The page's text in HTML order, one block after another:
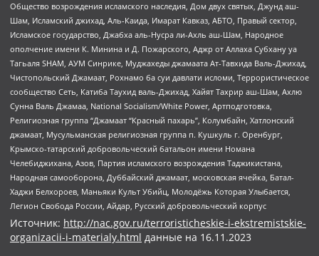
Общество возрождения исламского наследия, Дом двух святых, Джунд аш-
Шам, Исламский джихад, Аль-Каида, Имарат Кавказ, АБТО, Правый сектор,
Исламское государство, Джабха аль-Нусра ли-Ахль аш-Шам, Народное
ополчение имени К. Минина и Д. Пожарского, Аджр от Аллаха Субхану уа
Тагьаля SHAM, АУМ Синрике, Муджахеды джамаата Ат-Тавхида Валь-Джихад,
Чистопольский Джамаат, Рохнамо ба суи давлати исломи, Террористическое
сообщество Сеть, Катиба Таухид валь-Джихад, Хайят Тахрир аш-Шам, Ахлю
Сунна Валь Джамаа, National Socialism/White Power, Артподготовка,
Религиозная группа “Джамаат “Красный пахарь”, Колумбайн, Хатлонский
джамаат, Мусульманская религиозная группа п. Кушкуль г. Оренбург,
Крымско-татарский добровольческий батальон имени Номана
Челебиджихана, Азов, Партия исламского возрождения Таджикистана,
Народная самооборона, Дуббайский джамаат, московская ячейка, Батал-
Хаджи Белхороев, Маньяки Культ Убийц, Молодёжь Которая Улыбается,
Легион Свобода России, Айдар, Русский добровольческий корпус
Источник: http://nac.gov.ru/terroristicheskie-i-ekstremistskie-
organizacii-i-materialy.html данные на 16.11.2023